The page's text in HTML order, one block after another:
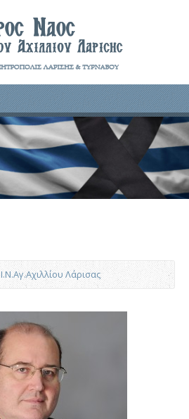
Ι.Ν.Αγ.Αχιλλίου Λάρισας